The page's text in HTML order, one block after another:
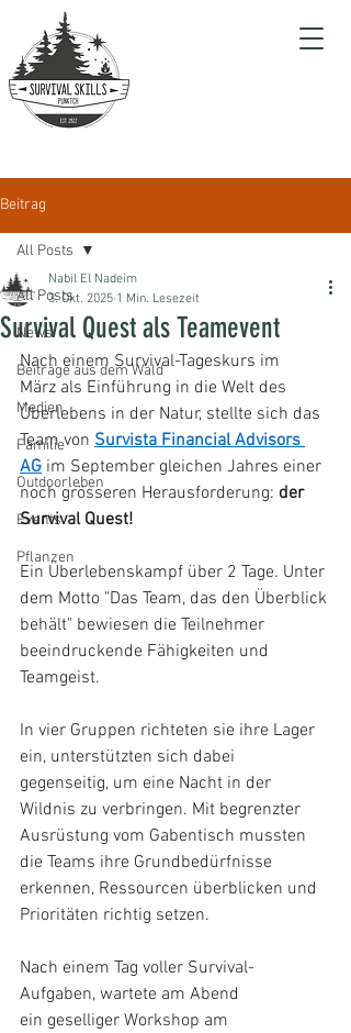
Beitrag
All Posts
News
Beiträge aus dem Wald
Medien
Familie
Outdoorleben
Events
Pflanzen
All Posts
Survival Quest als Teamevent
Nabil El Nadeim
3. Okt. 2025 1 Min. Lesezeit
Nach einem Survival-Tageskurs im
März als Einführung in die Welt des
Überlebens in der Natur, stellte sich das
Team von Survista Financial Advisors
AG im September gleichen Jahres einer
noch grösseren Herausforderung: der
Survival Quest!
Ein Überlebenskampf über 2 Tage. Unter
dem Motto "Das Team, das den Überblick
behält" bewiesen die Teilnehmer
beeindruckende Fähigkeiten und
Teamgeist.
In vier Gruppen richteten sie ihre Lager
ein, unterstützten sich dabei
gegenseitig, um eine Nacht in der
Wildnis zu verbringen. Mit begrenzter
Ausrüstung vom Gabentisch mussten
die Teams ihre Grundbedürfnisse
erkennen, Ressourcen überblicken und
Prioritäten richtig setzen.
Nach einem Tag voller Survival-
Aufgaben, wartete am Abend
ein geselliger Workshop am